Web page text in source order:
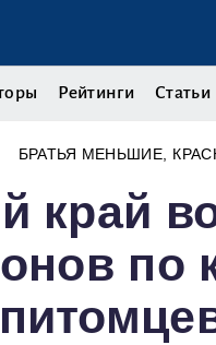
Рейтинги Статьи
БРАТЬЯ МЕНЬШИЕ
край
по